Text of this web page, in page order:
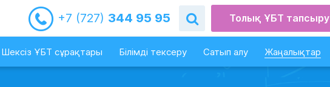
+7 (727) 344 95 95 Толық ҰБТ тапсыру
Шексіз ҰБТ сұрақтары Білімді тексеру Сатып алу Жаңалықтар